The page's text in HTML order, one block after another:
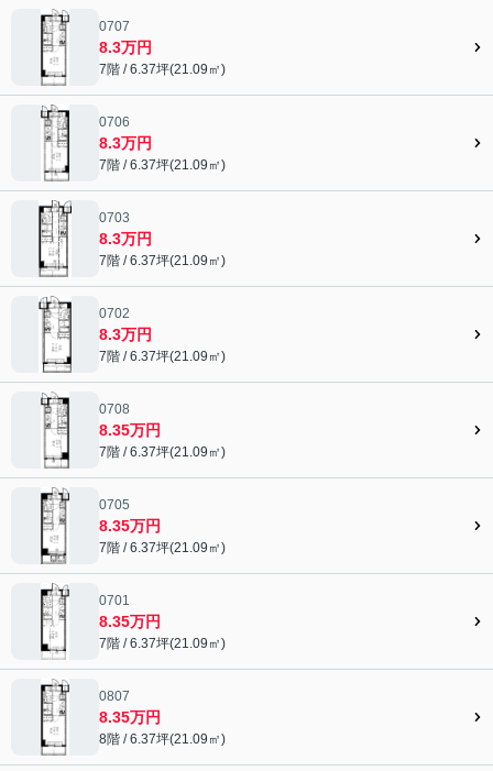
0707
8.3万円
7階 / 6.37坪(21.09㎡)
0706
8.3万円
7階 / 6.37坪(21.09㎡)
0703
8.3万円
7階 / 6.37坪(21.09㎡)
0702
8.3万円
7階 / 6.37坪(21.09㎡)
0708
8.35万円
7階 / 6.37坪(21.09㎡)
0705
8.35万円
7階 / 6.37坪(21.09㎡)
0701
8.35万円
7階 / 6.37坪(21.09㎡)
0807
8.35万円
8階 / 6.37坪(21.09㎡)